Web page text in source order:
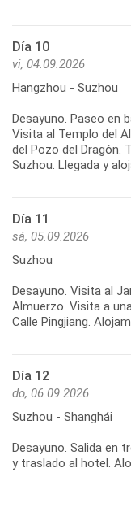
Día 10
vi, 04.09.2026
Hangzhou - Suzhou
Desayuno. Paseo en
Visita al Templo del
del Pozo del Dragón.
Día 11
sá, 05.09.2026
Suzhou
Desayuno. Visita al
Almuerzo. Visita a
Día 12
do, 06.09.2026
Suzhou - Shanghái
Desayuno. Salida en